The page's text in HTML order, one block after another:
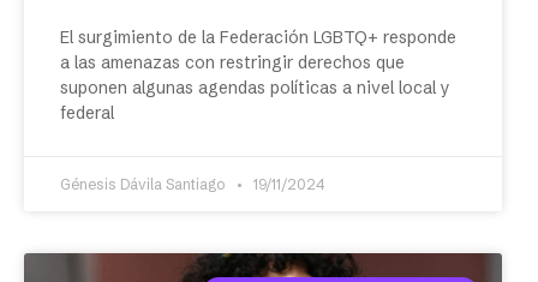
El surgimiento de la Federación LGBTQ+ responde
a las amenazas con restringir derechos que
suponen algunas agendas políticas a nivel local y
federal
Génesis Dávila Santiago 19/11/2024